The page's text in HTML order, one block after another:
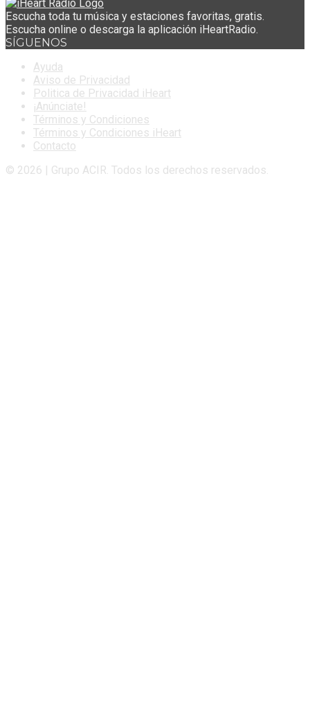
Escucha toda tu música y estaciones favoritas, gratis.
Escucha online o descarga la aplicación iHeartRadio.
SÍGUENOS
Ayuda
Aviso de Privacidad
Politica de Privacidad iHeart
¡Anúnciate!
Términos y Condiciones
Términos y Condiciones iHeart
Contacto
© 2026 | Grupo ACIR. Todos los derechos reservados.